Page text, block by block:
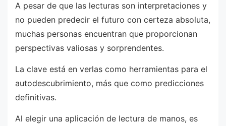
A pesar de que las lecturas son interpretaciones y
no pueden predecir el futuro con certeza absoluta,
muchas personas encuentran que proporcionan
perspectivas valiosas y sorprendentes.
La clave está en verlas como herramientas para el
autodescubrimiento, más que como predicciones
definitivas.
Al elegir una aplicación de lectura de manos, es